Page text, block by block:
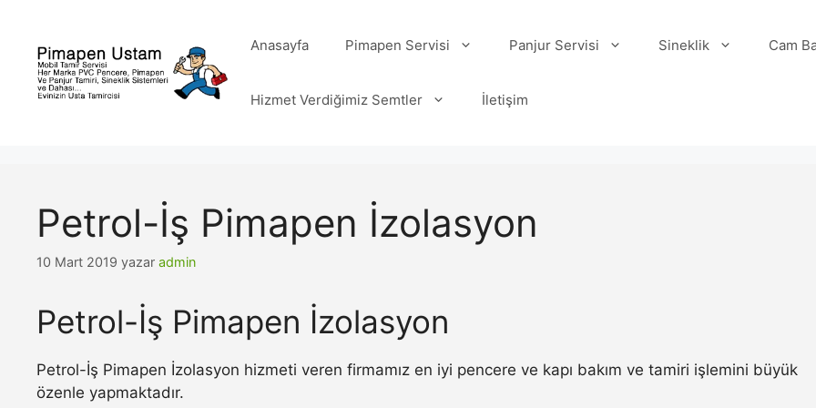
Anasayfa Pimapen Servisi Panjur Servisi Sineklik Cam
Hizmet Verdiğimiz Semtler İletişim
Petrol-İş Pimapen İzolasyon
10 Mart 2019 yazar admin
Petrol-İş Pimapen İzolasyon
Petrol-İş Pimapen İzolasyon hizmeti veren firmamız en iyi pencere ve kapı bakım ve tamiri işlemini büyük
özenle yapmaktadır.